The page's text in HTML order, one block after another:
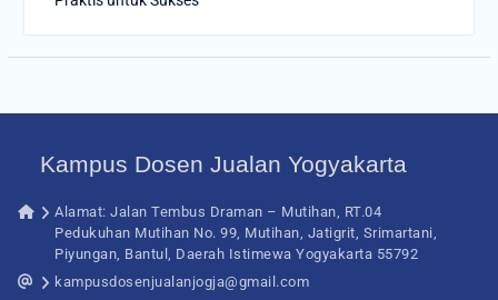
Kampus Dosen Jualan Yogyakarta
Alamat: Jalan Tembus Draman – Mutihan, RT.04
Pedukuhan Mutihan No. 99, Mutihan, Jatigrit, Srimartani,
Piyungan, Bantul, Daerah Istimewa Yogyakarta 55792
kampusdosenjualanjogja@gmail.com